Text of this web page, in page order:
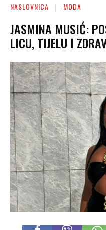
NASLOVNICA MODA
JASMINA MUSIĆ:
LICU, TIJELU I